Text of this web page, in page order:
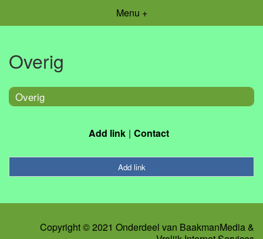
Menu +
Overig
Overig
Add link Contact
Add link
Copyright © 2021 Onderdeel van BaakmanMedia &